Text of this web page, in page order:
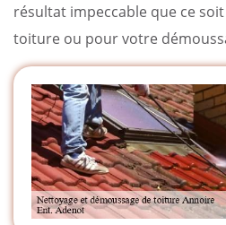
résultat impeccable que ce
toiture ou pour votre